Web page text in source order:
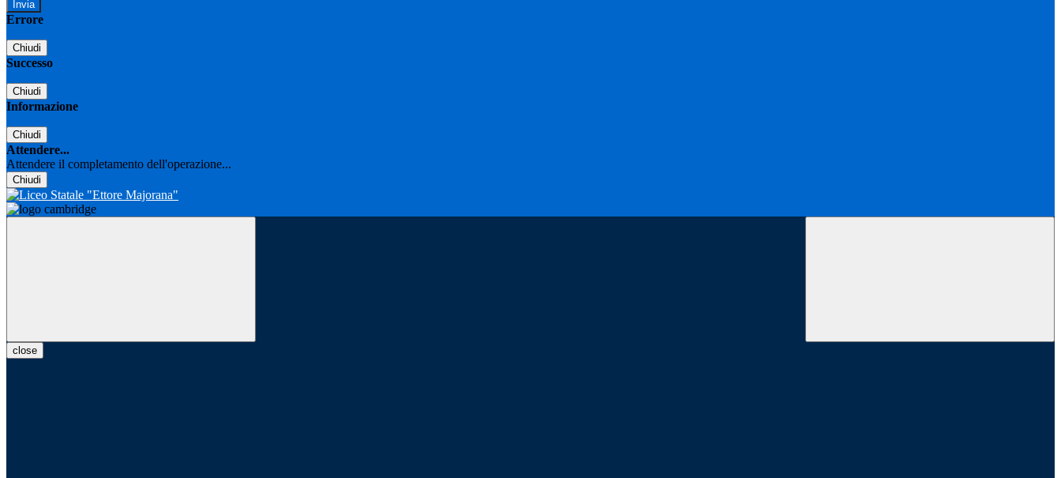
Errore
Chiudi
Successo
Chiudi
Informazione
Chiudi
Attendere...
Attendere il completamento dell'operazione...
Chiudi
close